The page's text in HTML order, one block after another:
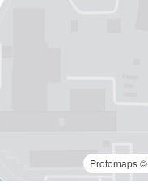
Protomaps©